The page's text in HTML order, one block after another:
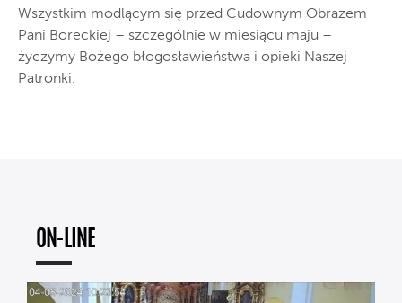
Wszystkim modlącym się przed Cudownym Obrazem
Pani Boreckiej – szczególnie w miesiącu maju –
życzymy Bożego błogosławieństwa i opieki Naszej
Patronki.
ON-LINE